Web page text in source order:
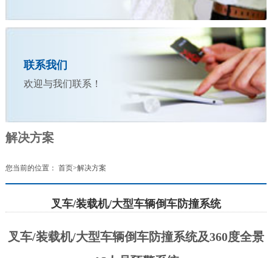
联系我们
欢迎与我们联系！
解决方案
您当前的位置： 首页>解决方案
叉车/装载机/大型车辆倒车防撞系统
叉车/装载机/大型车辆倒车防撞系统及360度全景